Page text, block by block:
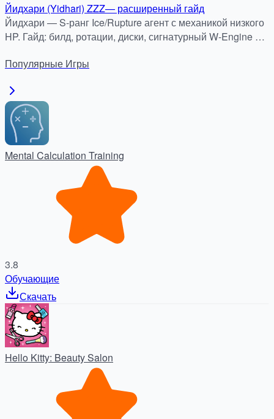
Йидхари (Yidhari) ZZZ— расширенный гайд
Йидхари — S-ранг Ice/Rupture агент с механикой низкого
HP. Гайд: билд, ротации, диски, сигнатурный W-Engine и
Популярные Игры
Mental Calculation Training
3.8
Обучающие
Скачать
Hello Kitty: Beauty Salon